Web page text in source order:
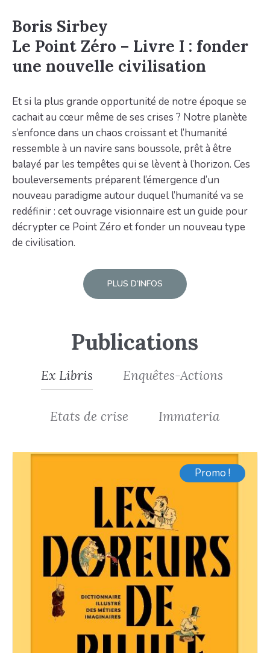
Boris Sirbey
Le Point Zéro – Livre I : fonder
une nouvelle civilisation
Et si la plus grande opportunité de notre époque se
cachait au cœur même de ses crises ? Notre planète
s’enfonce dans un chaos croissant et l’humanité
ressemble à un navire sans boussole, prêt à être
balayé par les tempêtes qui se lèvent à l’horizon. Ces
bouleversements préparent l’émergence d’un
nouveau paradigme autour duquel l’humanité va se
redéfinir : cet ouvrage visionnaire est un guide pour
décrypter ce Point Zéro et fonder un nouveau type
de civilisation.
PLUS D’INFOS
Publications
Ex Libris Enquêtes-Actions
Etats de crise Immateria
Promo !